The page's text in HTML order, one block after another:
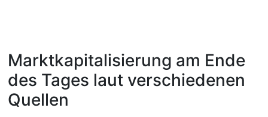
Marktkapitalisierung am Ende
des Tages laut verschiedenen
Quellen